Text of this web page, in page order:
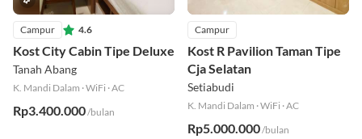
Campur 4.6
Kost City Cabin Tipe Deluxe
Tanah Abang
K. Mandi Dalam ·WiFi ·AC
Rp3.400.000/bulan
Campur
Kost R Pavilion Taman Tipe
Cja Selatan
Setiabudi
K. Mandi Dalam ·WiFi ·AC
Rp5.000.000/bulan